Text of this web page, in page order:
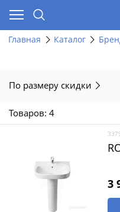
Главная Каталог
По размеру скидки
Товаров: 4
3